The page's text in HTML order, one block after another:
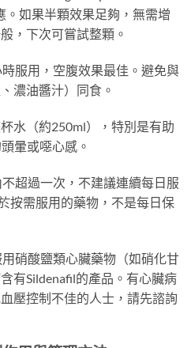
。如果半顆效果足夠，無需增
，下次可嘗試整顆。
服用，空腹效果最佳。避免與
濃油醬汁）同食。
水（約250ml），特別是有助
暈或噁心感。
超過一次，不建議連續每日服
按需服用的藥物，不是每日保
硝酸鹽類心臟藥物（如硝化甘
有Sildenafil的產品。有心臟病
壓控制不佳的人士，請先諮詢